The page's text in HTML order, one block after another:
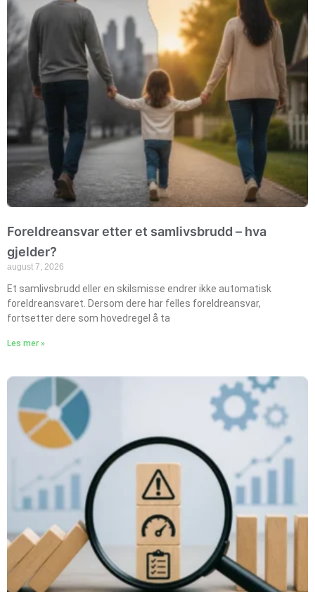
Foreldreansvar etter et samlivsbrudd – hva
gjelder?
august 7, 2026
Et samlivsbrudd eller en skilsmisse endrer ikke automatisk
foreldreansvaret. Dersom dere har felles foreldreansvar,
fortsetter dere som hovedregel å ta
Les mer »